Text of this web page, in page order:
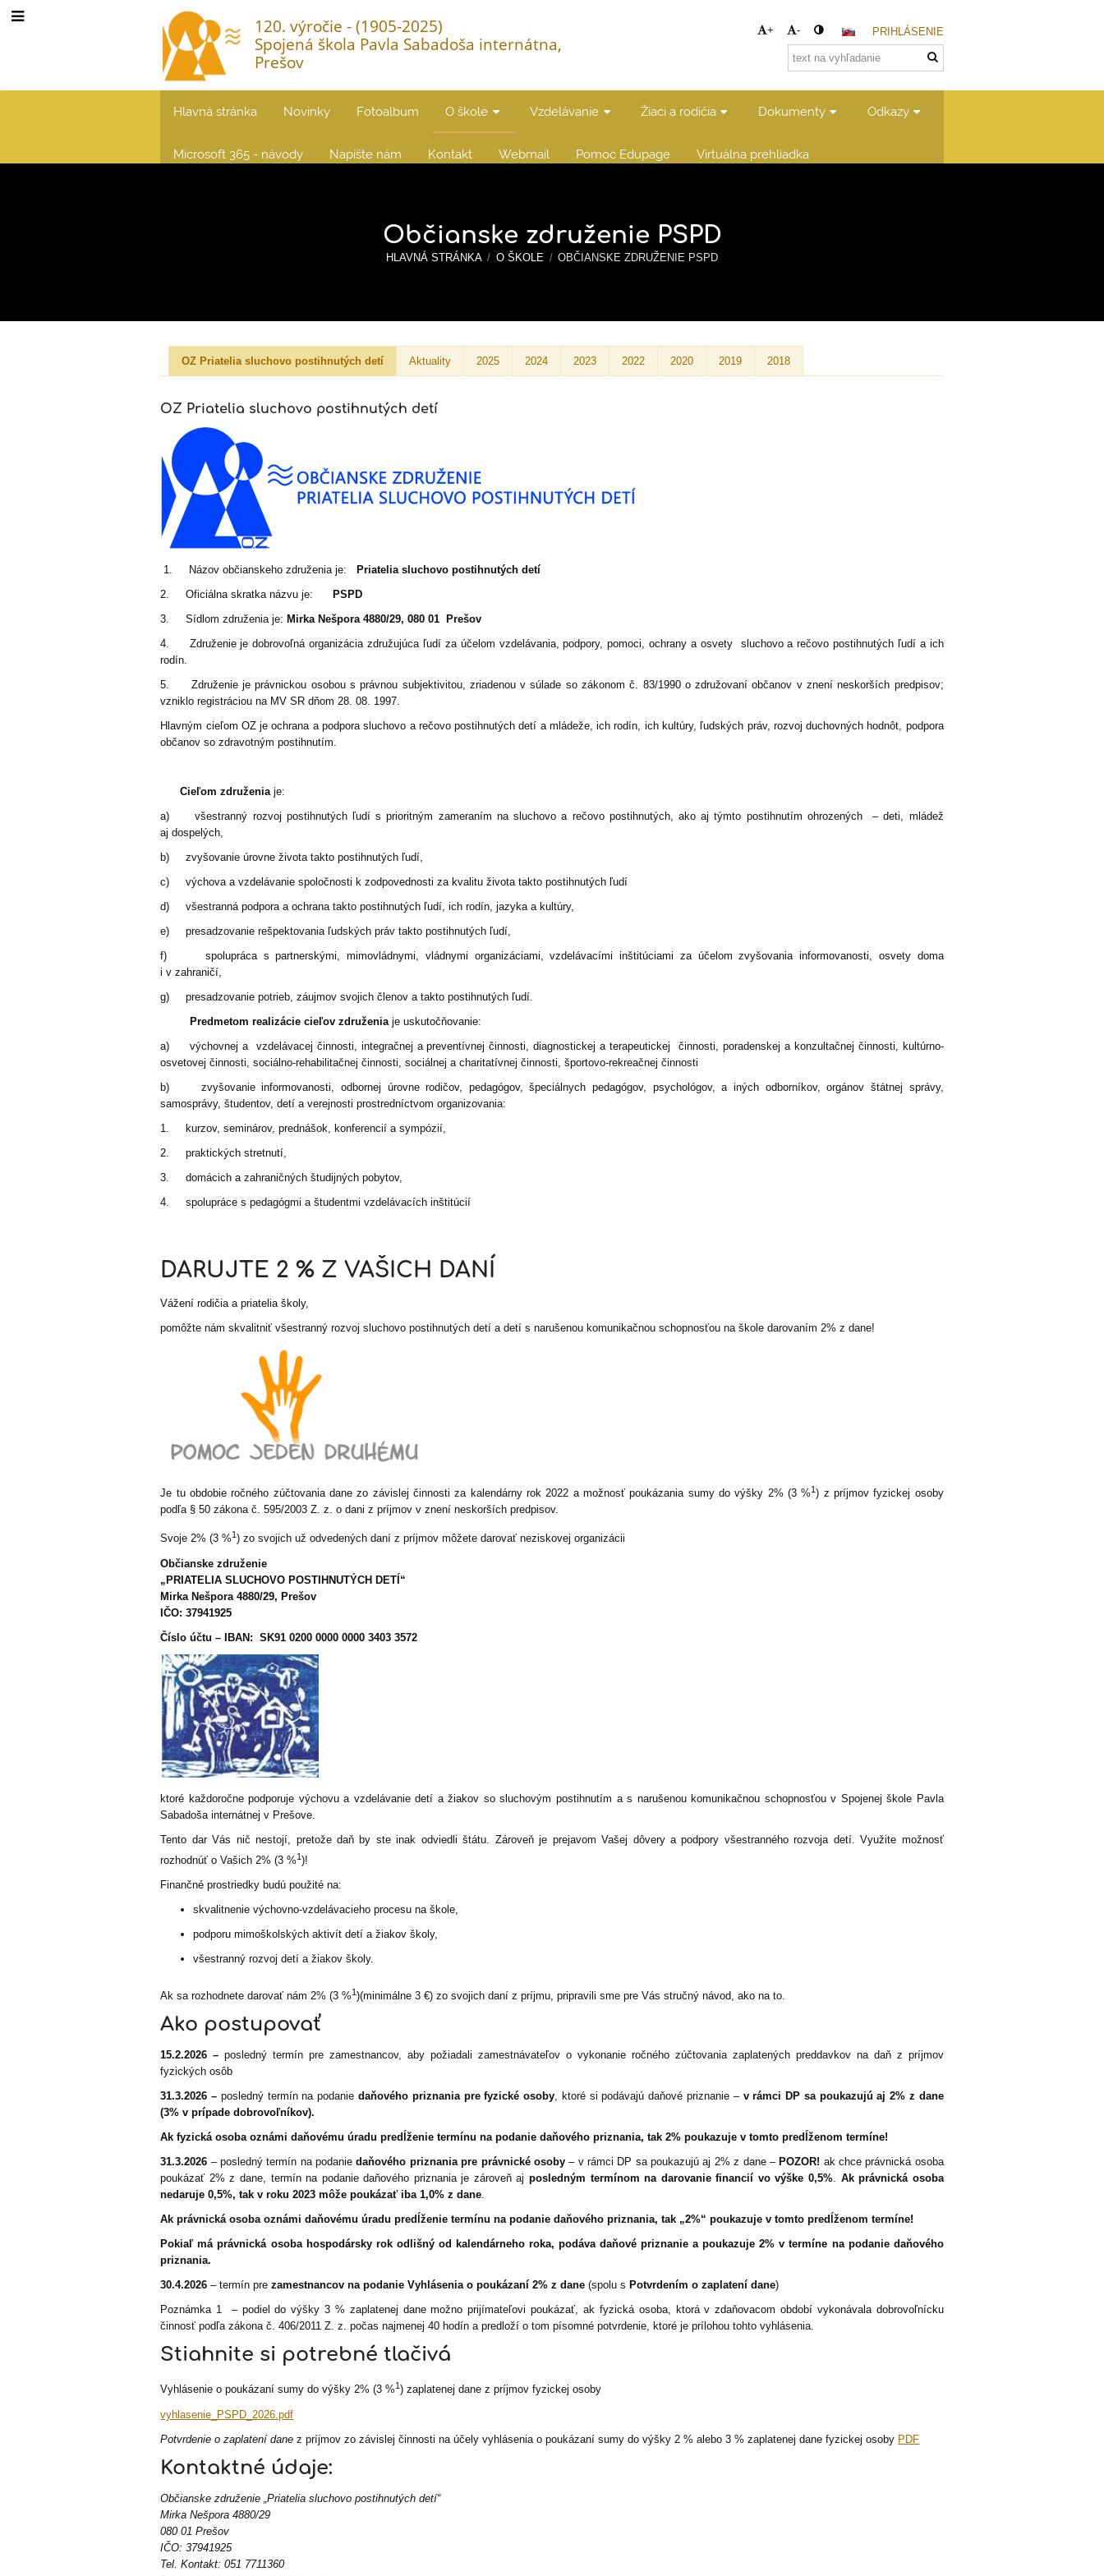
120. výročie - (1905-2025)
Spojená škola Pavla Sabadoša internátna,
Prešov
+ - PRIHLÁSENIE
Hlavná stránka Novinky Fotoalbum O škole Vzdelávanie Žiaci a rodičia Dokumenty Odkazy
Microsoft 365 - návody Napíšte nám Kontakt Webmail Pomoc Edupage Virtuálna prehliadka
Občianske združenie PSPD
HLAVNÁ STRÁNKA / O ŠKOLE / OBČIANSKE ZDRUŽENIE PSPD
Občianske
PSPD
OZ Priatelia sluchovo postihnutých detí Aktuality 2025 2024 2023 2022 2020 2019 2018
OZ Priatelia sluchovo postihnutých detí
1. Názov občianskeho združenia je:
Priatelia sluchovo postihnutých detí
2. Oficiálna skratka názvu je:
PSPD
3. Sídlom združenia je: Mirka Nešpora 4880/29,080 01 Prešov
4. Združenie je dobrovoľná organizácia združujúca ľudí za účelom vzdelávania, podpory, pomoci, ochrany a osvety sluchovo a rečovo postihnutých ľudí a ich
rodín.
5. Združenie je právnickou osobou s právnou subjektivitou, zriadenou v súlade so zákonom č. 83/1990 o združovaní občanov v znení neskorších predpisov;
vzniklo registráciou na MV SR dňom 28. 08. 1997.
Hlavným cieľom OZ je ochrana a podpora sluchovo a rečovo postihnutých detí a mládeže, ich rodín, ich kultúry, ľudských práv, rozvoj duchovných hodnôt, podpora
občanov so zdravotným postihnutím.
Cieľom združenia je:
a) všestranný rozvoj postihnutých ľudí s prioritným zameraním na sluchovo a rečovo postihnutých, ako aj týmto postihnutím ohrozených – deti, mládež
aj dospelých,
b) zvyšovanie úrovne života takto postihnutých ľudí,
c) výchova a vzdelávanie spoločnosti k zodpovednosti za kvalitu života takto postihnutých ľudí
d) všestranná podpora a ochrana takto postihnutých ľudí, ich rodín, jazyka a kultúry,
e) presadzovanie rešpektovania ľudských práv takto postihnutých ľudí,
f) spolupráca s partnerskými, mimovládnymi, vládnymi organizáciami, vzdelávacími inštitúciami za účelom zvyšovania informovanosti, osvety doma
i v zahraničí,
g) presadzovanie potrieb, záujmov svojich členov a takto postihnutých ľudí.
Predmetom realizácie cieľov združenia je uskutočňovanie:
a) výchovnej a vzdelávacej činnosti, integračnej a preventívnej činnosti, diagnostickej a terapeutickej činnosti, poradenskej a konzultačnej činnosti, kultúrno-
osvetovej činnosti, sociálno-rehabilitačnej činnosti, sociálnej a charitatívnej činnosti, športovo-rekreačnej činnosti
b) zvyšovanie informovanosti, odbornej úrovne rodičov, pedagógov, špeciálnych pedagógov, psychológov, a iných odborníkov, orgánov štátnej správy,
samosprávy, študentov, detí a verejnosti prostredníctvom organizovania:
1. kurzov, seminárov, prednášok, konferencií a sympózií,
2. praktických stretnutí,
3. domácich a zahraničných študijných pobytov,
4. spolupráce s pedagógmi a študentmi vzdelávacích inštitúcií
DARUJTE 2 % Z VAŠICH DANÍ
Vážení rodičia a priatelia školy,
pomôžte nám skvalitniť všestranný rozvoj sluchovo postihnutých detí a detí s narušenou komunikačnou schopnosťou na škole darovaním 2% z dane!
Je tu obdobie ročného zúčtovania dane zo závislej činnosti za kalendárny rok 2022 a možnosť poukázania sumy do výšky 2% (3 %1) z príjmov fyzickej osoby
podľa § 50 zákona č. 595/2003 Z. z. o dani z príjmov v znení neskorších predpisov.
Svoje 2% (3 %1) zo svojich už odvedených daní z príjmov môžete darovať neziskovej organizácii
Občianske združenie
„PRIATELIA SLUCHOVO POSTIHNUTÝCH DETÍ“
Mirka Nešpora 4880/29, Prešov
IČO:37941925
Číslo účtu – IBAN: SK91 0200 0000 0000 3403 3572
ktoré každoročne podporuje výchovu a vzdelávanie detí a žiakov so sluchovým postihnutím a s narušenou komunikačnou schopnosťou v Spojenej škole Pavla
Sabadoša internátnej v Prešove.
Tento dar Vás nič nestojí, pretože daň by ste inak odviedli štátu. Zároveň je prejavom Vašej dôvery a podpory všestranného rozvoja detí. Využite možnosť
rozhodnúť o Vašich 2% (3 %1)!
Finančné prostriedky budú použité na:
skvalitnenie výchovno-vzdelávacieho procesu na škole,
podporu mimoškolských aktivít detí a žiakov školy,
všestranný rozvoj detí a žiakov školy.
Ak sa rozhodnete darovať nám 2% (3 %1)(minimálne 3 €) zo svojich daní z príjmu, pripravili sme pre Vás stručný návod, ako na to.
Ako postupovať
15.2.2026 – posledný termín pre zamestnancov, aby požiadali zamestnávateľov o vykonanie ročného zúčtovania zaplatených preddavkov na daň z príjmov
fyzických osôb
31.3.2026 – posledný termín na podanie daňového priznania pre fyzické osoby, ktoré si podávajú daňové priznanie – v rámci DP sa poukazujú aj 2% z dane
(3% v prípade dobrovoľníkov).
Ak fyzická osoba oznámi daňovému úradu predĺženie termínu na podanie daňového priznania, tak 2% poukazuje v tomto predĺženom termíne!
31.3.2026 – posledný termín na podaniedaňového priznania pre právnické osoby– v rámci DP sa poukazujú aj 2% z dane – POZOR! ak chce právnická osoba
poukázať 2% z dane, termín na podanie daňového priznania je zároveň ajposledným termínom na darovanie financií vo výške 0,5%. Ak právnická osoba
nedaruje 0,5%, tak v roku 2023 môže poukázať iba 1,0% z dane.
Ak právnická osoba oznámi daňovému úradu predĺženie termínu na podanie daňového priznania, tak „2%“ poukazuje v tomto predĺženom termíne!
Pokiaľ má právnická osoba hospodársky rok odlišný od kalendárneho roka, podáva daňové priznanie a poukazuje 2% v termíne na podanie daňového
priznania.
30.4.2026 – termín pre zamestnancov na podanie Vyhlásenia o poukázaní 2% z dane (spolu s Potvrdením o zaplatení dane)
Poznámka 1 – podiel do výšky 3 % zaplatenej dane možno prijímateľovi poukázať, ak fyzická osoba, ktorá v zdaňovacom období vykonávala dobrovoľnícku
činnosť podľa zákona č. 406/2011 Z. z. počas najmenej 40 hodín a predloží o tom písomné potvrdenie, ktoré je prílohou tohto vyhlásenia.
Stiahnite si potrebné tlačivá
Vyhlásenie o poukázaní sumy do výšky 2% (3 %1) zaplatenej dane z príjmov fyzickej osoby
vyhlasenie_PSPD_2026.pdf
Potvrdenie o zaplatení dane z príjmov zo závislej činnosti na účely vyhlásenia o poukázaní sumy do výšky 2 % alebo 3 % zaplatenej dane fyzickej osoby PDF
Kontaktné údaje:
Občianske združenie „Priatelia sluchovo postihnutých detí“
Mirka Nešpora 4880/29
080 01 Prešov
IČO: 37941925
Tel. Kontakt: 051 7711360